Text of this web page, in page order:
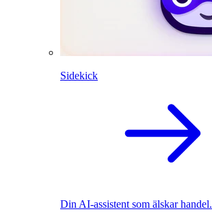
Sidekick
Din AI-assistent som älskar handel.